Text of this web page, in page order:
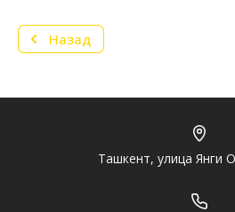
Назад
Ташкент, улица Янги
Telegram